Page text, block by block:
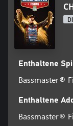
Enthaltene
Bassmaster®
Enthaltene
Bassmaster®